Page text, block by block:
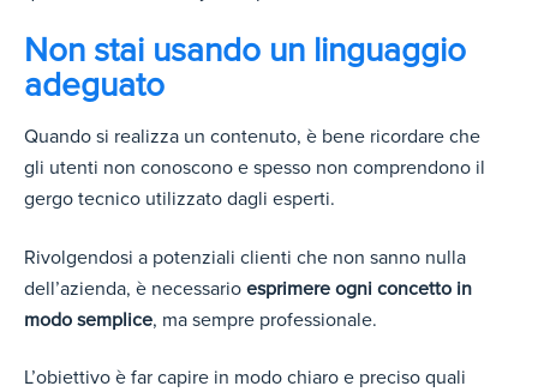
Non stai usando un linguaggio
adeguato
Quando si realizza un contenuto, è bene ricordare che
gli utenti non conoscono e spesso non comprendono il
gergo tecnico utilizzato dagli esperti.
Rivolgendosi a potenziali clienti che non sanno nulla
dell’azienda, è necessario esprimere ogni concetto in
modo semplice, ma sempre professionale.
L’obiettivo è far capire in modo chiaro e preciso quali